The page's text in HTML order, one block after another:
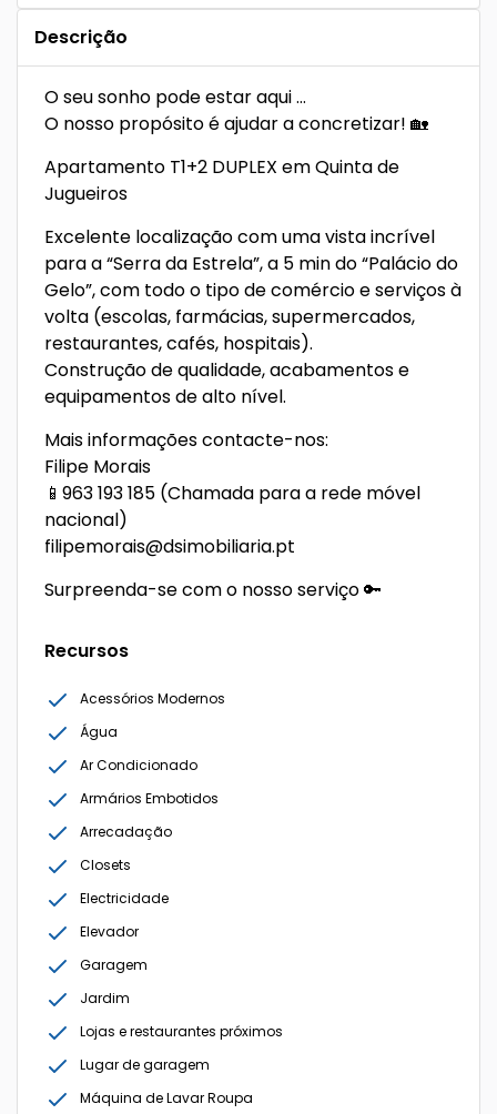
Descrição
O seu sonho pode estar aqui …
O nosso propósito é ajudar a concretizar! 🏡
Apartamento T1+2 DUPLEX em Quinta de
Jugueiros
Excelente localização com uma vista incrível
para a “Serra da Estrela”, a 5 min do “Palácio do
Gelo”, com todo o tipo de comércio e serviços à
volta (escolas, farmácias, supermercados,
restaurantes, cafés, hospitais).
Construção de qualidade, acabamentos e
equipamentos de alto nível.
Mais informações contacte-nos:
Filipe Morais
📱963 193 185 (Chamada para a rede móvel
nacional)
filipemorais@dsimobiliaria.pt
Surpreenda-se com o nosso serviço 🔑
Recursos
Acessórios Modernos
Água
Ar Condicionado
Armários Embotidos
Arrecadação
Closets
Electricidade
Elevador
Garagem
Jardim
Lojas e restaurantes próximos
Lugar de garagem
Máquina de Lavar Roupa